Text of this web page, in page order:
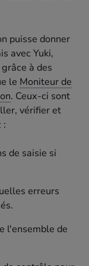
puisse donner
avec Yuki,
à des
le Moniteur de
. Ceux-ci sont
vérifier et
:
de saisie si
erreurs
l'ensemble de